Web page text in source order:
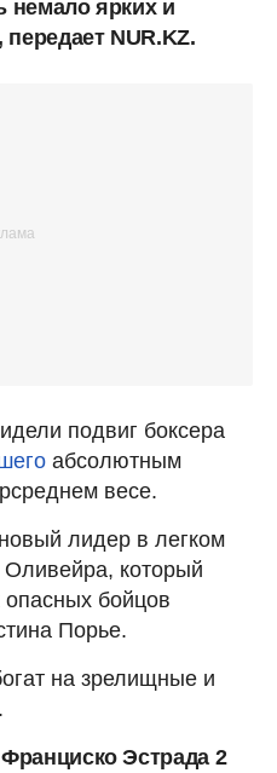
немало ярких и
NUR.KZ.
подвиг боксера
абсолютным
весе.
лидер в легком
Оливейра, который
опасных бойцов
Порье.
на зрелищные и
Эстрада 2